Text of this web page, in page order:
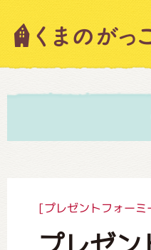
[プレゼントフォーミ
キャラク
絵本・作